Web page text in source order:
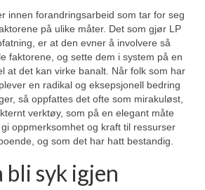
innen forandringsarbeid som tar for seg
på ulike måter. Det som gjør LP
er at den evner å involvere så
faktorene, og sette dem i system på en
at det kan virke banalt. Når folk som har
en radikal og eksepsjonell bedring
så oppfattes det ofte som mirakuløst,
verktøy, som på en elegant måte
oppmerksomhet og kraft til ressurser
og som det har hatt bestandig.
bli syk igjen